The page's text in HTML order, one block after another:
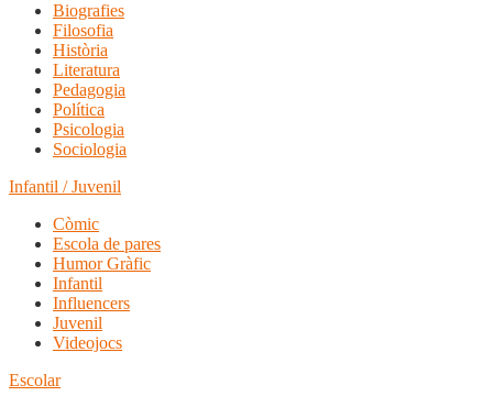
Biografies
Filosofia
Història
Literatura
Pedagogia
Política
Psicologia
Sociologia
Infantil / Juvenil
Còmic
Escola de pares
Humor Gràfic
Infantil
Influencers
Juvenil
Videojocs
Escolar